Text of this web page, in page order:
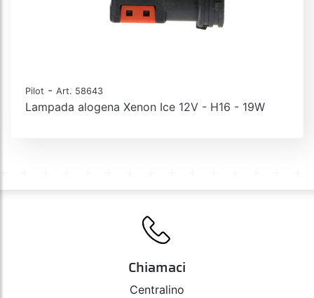
Pilot - Art. 58643
Lampada alogena Xenon Ice 12V - H16 - 19W
Chiamaci
Centralino